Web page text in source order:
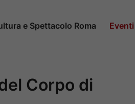
e Spettacolo Roma Eventi
Corpo di